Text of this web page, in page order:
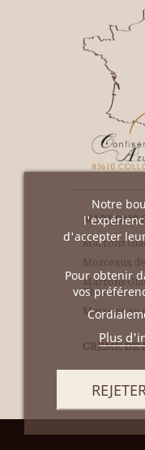
Notre
d'accepter
Pour obtenir
vos
Plus
MARRONS
Marrons
Morceaux
Marrons
Chocolat
Marrons au
CRÈME DE